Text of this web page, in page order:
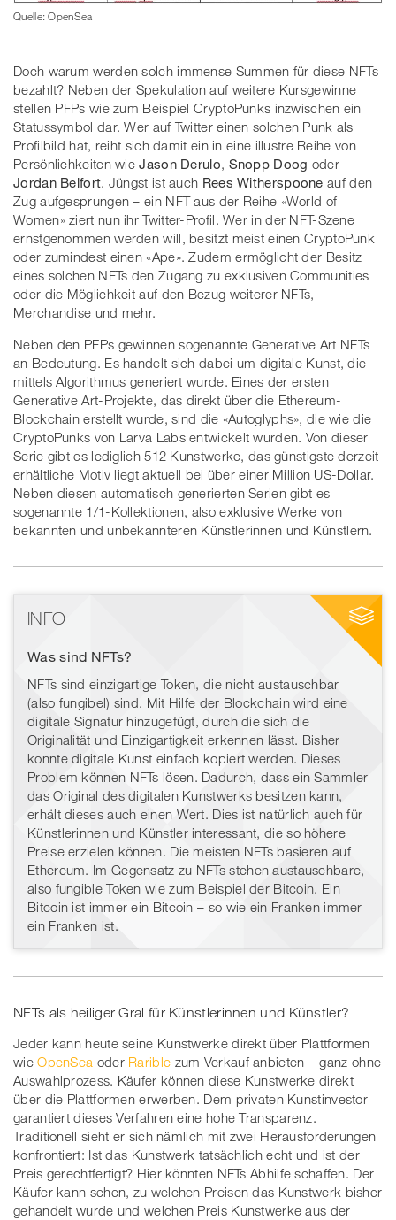
Quelle: OpenSea
Doch warum werden solch immense Summen für diese NFTs
bezahlt? Neben der Spekulation auf weitere Kursgewinne
stellen PFPs wie zum Beispiel CryptoPunks inzwischen ein
Statussymbol dar. Wer auf Twitter einen solchen Punk als
Profilbild hat, reiht sich damit ein in eine illustre Reihe von
Persönlichkeiten wieJason Derulo, Snopp Doog oder
Jordan Belfort. Jüngst ist auch Rees Witherspoone auf den
Zug aufgesprungen – ein NFT aus der Reihe «World of
Women» ziert nun ihr Twitter-Profil. Wer in der NFT-Szene
ernstgenommen werden will, besitzt meist einen CryptoPunk
oder zumindest einen «Ape». Zudem ermöglicht der Besitz
eines solchen NFTs den Zugang zu exklusiven Communities
oder die Möglichkeit auf den Bezug weiterer NFTs,
Merchandise und mehr.
Neben den PFPs gewinnen sogenannte Generative Art NFTs
an Bedeutung. Es handelt sich dabei um digitale Kunst, die
mittels Algorithmus generiert wurde. Eines der ersten
Generative Art-Projekte, das direkt über die Ethereum-
Blockchain erstellt wurde, sind die «Autoglyphs», die wie die
CryptoPunks von Larva Labs entwickelt wurden. Von dieser
Serie gibt es lediglich 512 Kunstwerke, das günstigste derzeit
erhältliche Motiv liegt aktuell bei über einer Million US-Dollar.
Neben diesen automatisch generierten Serien gibt es
sogenannte 1/1-Kollektionen, also exklusive Werke von
bekannten und unbekannteren Künstlerinnen und Künstlern.
INFO
Was sind NFTs?
NFTs sind einzigartige Token, die nicht austauschbar
(also fungibel) sind. Mit Hilfe der Blockchain wird eine
digitale Signatur hinzugefügt, durch die sich die
Originalität und Einzigartigkeit erkennen lässt. Bisher
konnte digitale Kunst einfach kopiert werden. Dieses
Problem können NFTs lösen. Dadurch, dass ein Sammler
das Original des digitalen Kunstwerks besitzen kann,
erhält dieses auch einen Wert. Dies ist natürlich auch für
Künstlerinnen und Künstler interessant, die so höhere
Preise erzielen können. Die meisten NFTs basieren auf
Ethereum. Im Gegensatz zu NFTs stehen austauschbare,
also fungible Token wie zum Beispiel der Bitcoin. Ein
Bitcoin ist immer ein Bitcoin – so wie ein Franken immer
ein Franken ist.
NFTs als heiliger Gral für Künstlerinnen und Künstler?
Jeder kann heute seine Kunstwerke direkt über Plattformen
wieOpenSea oder Rarible zum Verkauf anbieten – ganz ohne
Auswahlprozess. Käufer können diese Kunstwerke direkt
über die Plattformen erwerben. Dem privaten Kunstinvestor
garantiert dieses Verfahren eine hohe Transparenz.
Traditionell sieht er sich nämlich mit zwei Herausforderungen
konfrontiert: Ist das Kunstwerk tatsächlich echt und ist der
Preis gerechtfertigt? Hier könnten NFTs Abhilfe schaffen. Der
Käufer kann sehen, zu welchen Preisen das Kunstwerk bisher
gehandelt wurde und welchen Preis Kunstwerke aus der